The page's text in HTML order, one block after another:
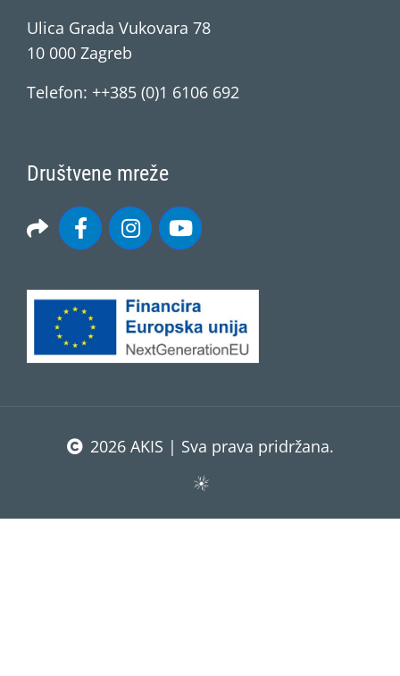
Ulica Grada Vukovara 78
10 000 Zagreb
Telefon: ++385 (0)1 6106 692
Društvene mreže
2026 AKIS | Sva prava pridržana.